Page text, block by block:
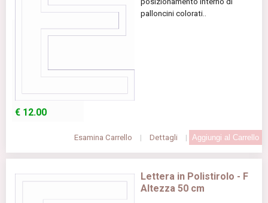
palloncini colorati..
€ 12.00
Esamina Carrello | Dettagli |
Lettera in Polistirolo - F
Altezza 50 cm